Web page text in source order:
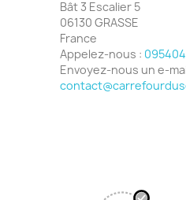
Bât 3 Escalier 5
06130 GRASSE
France
Appelez-nous :
Envoyez-nous un e-